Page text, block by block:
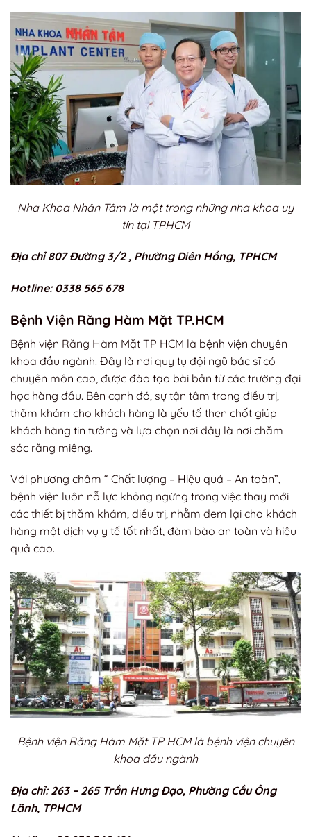
Nha Khoa Nhân Tâm là một trong những nha khoa uy
tín tại TPHCM
Địa chỉ 807 Đường 3/2 , Phường Diên Hồng, TPHCM
Hotline: 0338 565 678
Bệnh Viện Răng Hàm Mặt TP.HCM
Bệnh viện Răng Hàm Mặt TP HCM là bệnh viện chuyên
khoa đầu ngành. Đây là nơi quy tụ đội ngũ bác sĩ có
chuyên môn cao, được đào tạo bài bản từ các trường đại
học hàng đầu. Bên cạnh đó, sự tận tâm trong điều trị,
thăm khám cho khách hàng là yếu tố then chốt giúp
khách hàng tin tưởng và lựa chọn nơi đây là nơi chăm
sóc răng miệng.
Với phương châm “ Chất lượng – Hiệu quả – An toàn”,
bệnh viện luôn nỗ lực không ngừng trong việc thay mới
các thiết bị thăm khám, điều trị, nhằm đem lại cho khách
hàng một dịch vụ y tế tốt nhất, đảm bảo an toàn và hiệu
quả cao.
Bệnh viện Răng Hàm Mặt TP HCM là bệnh viện chuyên
khoa đầu ngành
Địa chỉ: 263 – 265 Trần Hưng Đạo, Phường Cầu Ông
Lãnh, TPHCM